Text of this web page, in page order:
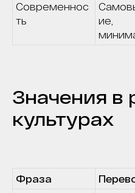
Современнос
ть
ие,
Значения в
культурах
Фраза